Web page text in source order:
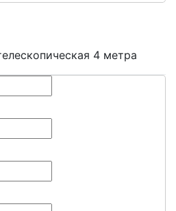
4 метра